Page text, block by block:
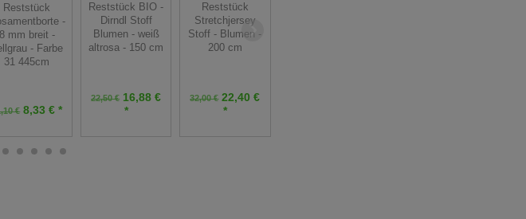
Reststück
-
8 mm breit -
- Farbe
31 445cm
€ 8,33 € *
Reststück BIO -
Dirndl Stoff
Blumen - weiß
altrosa - 150 cm
22,50 € 16,88 €
*
Reststück
Stretchjersey
Stoff - Blumen -
200 cm
32,00 €22,40 €
*